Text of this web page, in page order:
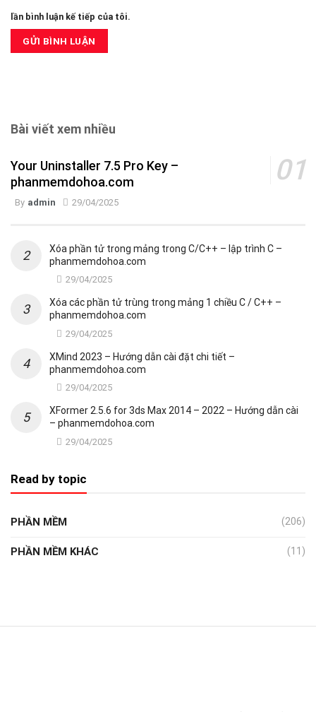
lần bình luận kế tiếp của tôi.
Bài viết xem nhiều
Your Uninstaller 7.5 Pro Key –
phanmemdohoa.com
By admin 29/04/2025
Xóa phần tử trong mảng trong C/C++ – lập trình C –
phanmemdohoa.com
29/04/2025
Xóa các phần tử trùng trong mảng 1 chiều C / C++ –
phanmemdohoa.com
29/04/2025
XMind 2023 – Hướng dẫn cài đặt chi tiết –
phanmemdohoa.com
29/04/2025
XFormer 2.5.6 for 3ds Max 2014 – 2022 – Hướng dẫn cài
– phanmemdohoa.com
29/04/2025
Read by topic
PHẦN MỀM (206)
PHẦN MỀM KHÁC (11)